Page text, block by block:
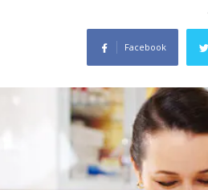
Facebook